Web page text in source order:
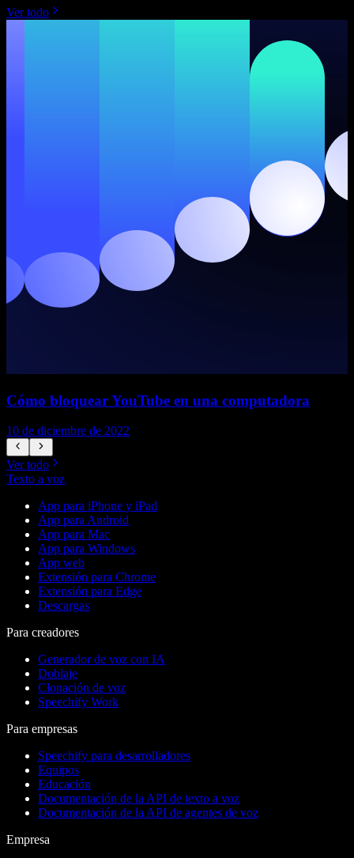
Ver todo
Cómo bloquear YouTube en una computadora
10 de diciembre de 2022
Ver todo
Texto a voz
App para iPhone y iPad
App para Android
App para Mac
App para Windows
App web
Extensión para Chrome
Extensión para Edge
Descargas
Para creadores
Generador de voz con IA
Doblaje
Clonación de voz
Speechify Work
Para empresas
Speechify para desarrolladores
Equipos
Educación
Documentación de la API de texto a voz
Documentación de la API de agentes de voz
Empresa